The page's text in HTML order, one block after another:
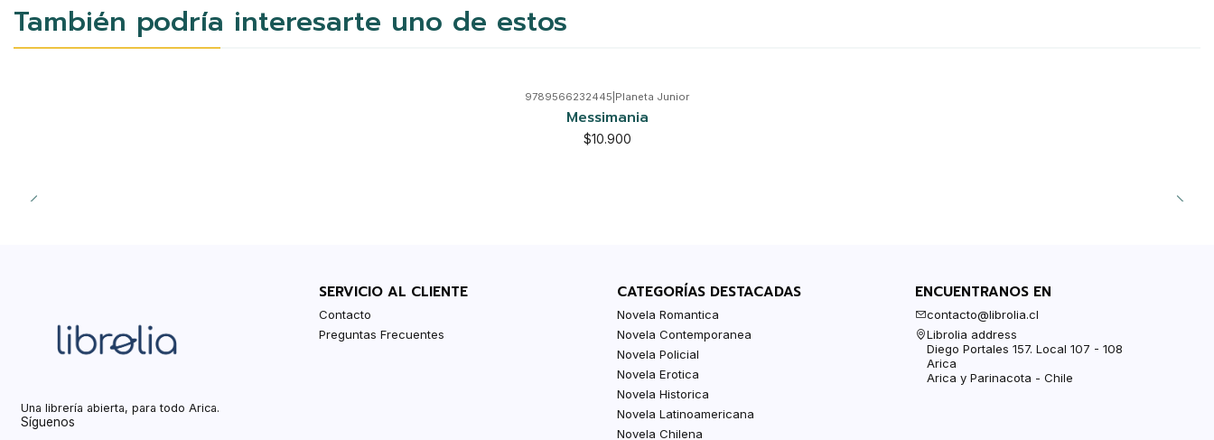
También podría interesarte uno de estos
9789566232445 Planeta Junior
Messimania
$10.900
Una librería abierta, para todo Arica.
Síguenos
SERVICIO AL CLIENTE
Contacto
Preguntas Frecuentes
CATEGORÍAS DESTACADAS
Novela Romantica
Novela Contemporanea
Novela Policial
Novela Erotica
Novela Historica
Novela Latinoamericana
Novela Chilena
ENCUENTRANOS EN
contacto@librolia.cl
Librolia address
Diego Portales 157. Local 107 - 108
Arica
Arica y Parinacota - Chile